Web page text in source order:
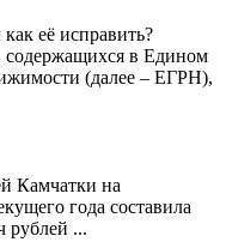
её исправить?
содержащихся в Едином
(далее – ЕГРН),
Камчатки на
года составила
рублей ...